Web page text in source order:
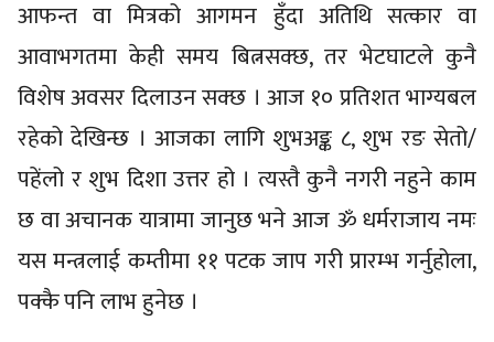
आफन्त वा मित्रको आगमन हुँदा अतिथि सत्कार वा
आवाभगतमा केही समय बित्नसक्छ, तर भेटघाटले कुनै
विशेष अवसर दिलाउन सक्छ । आज १० प्रतिशत भाग्यबल
रहेको देखिन्छ । आजका लागि शुभअङ्क ८, शुभ रङ सेतो/
पहेंलो र शुभ दिशा उत्तर हो । त्यस्तै कुनै नगरी नहुने काम
छ वा अचानक यात्रामा जानुछ भने आज ॐ धर्मराजाय नमः
यस मन्त्रलाई कम्तीमा ११ पटक जाप गरी प्रारम्भ गर्नुहोला,
पक्कै पनि लाभ हुनेछ ।